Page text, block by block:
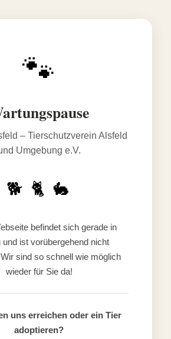
🐾
– Tierschutzverein Alsfeld
Umgebung e.V.
🐕 🐈 🐇
befindet sich gerade in
und ist vorübergehend nicht
sind so schnell wie möglich
wieder für Sie da!
uns erreichen oder ein Tier
adoptieren?